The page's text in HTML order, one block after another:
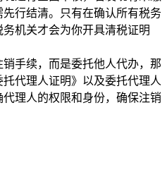
行结清。只有在确认所有税务
机关才会为你开具清税证明
手续，而是委托他人代办，那
代理人证明》以及委托代理人
理人的权限和身份，确保注销